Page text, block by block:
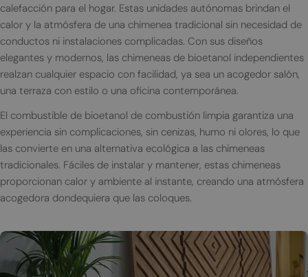
calefacción para el hogar. Estas unidades autónomas brindan el
calor y la atmósfera de una chimenea tradicional sin necesidad de
conductos ni instalaciones complicadas. Con sus diseños
elegantes y modernos, las chimeneas de bioetanol independientes
realzan cualquier espacio con facilidad, ya sea un acogedor salón,
una terraza con estilo o una oficina contemporánea.
El combustible de bioetanol de combustión limpia garantiza una
experiencia sin complicaciones, sin cenizas, humo ni olores, lo que
las convierte en una alternativa ecológica a las chimeneas
tradicionales. Fáciles de instalar y mantener, estas chimeneas
proporcionan calor y ambiente al instante, creando una atmósfera
acogedora dondequiera que las coloques.